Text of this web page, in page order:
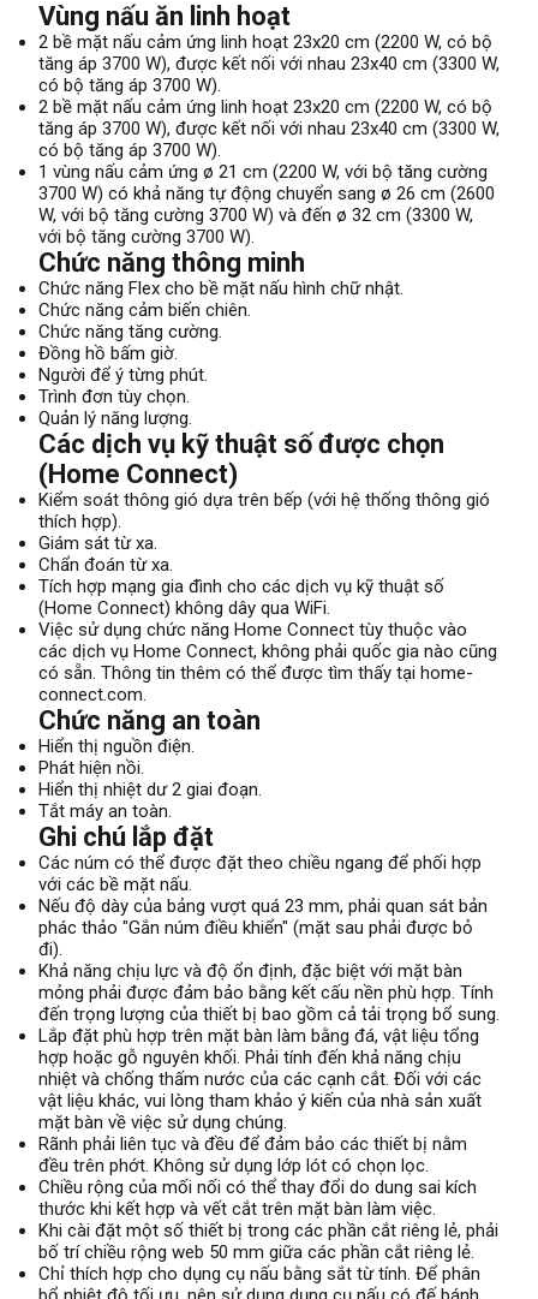
Vùng nấu ăn linh hoạt
2 bề mặt nấu cảm ứng linh hoạt 23x20 cm (2200 W, có bộ
tăng áp 3700 W), được kết nối với nhau 23x40 cm (3300 W,
có bộ tăng áp 3700 W).
2 bề mặt nấu cảm ứng linh hoạt 23x20 cm (2200 W, có bộ
tăng áp 3700 W), được kết nối với nhau 23x40 cm (3300 W,
có bộ tăng áp 3700 W).
1 vùng nấu cảm ứng ø 21 cm (2200 W, với bộ tăng cường
3700 W) có khả năng tự động chuyển sang ø 26 cm (2600
W, với bộ tăng cường 3700 W) và đến ø 32 cm (3300 W,
với bộ tăng cường 3700 W).
Chức năng thông minh
Chức năng Flex cho bề mặt nấu hình chữ nhật.
Chức năng cảm biến chiên.
Chức năng tăng cường.
Đồng hồ bấm giờ.
Người để ý từng phút.
Trình đơn tùy chọn.
Quản lý năng lượng.
Các dịch vụ kỹ thuật số được chọn
(Home Connect)
Kiểm soát thông gió dựa trên bếp (với hệ thống thông gió
thích hợp).
Giám sát từ xa.
Chẩn đoán từ xa.
Tích hợp mạng gia đình cho các dịch vụ kỹ thuật số
(Home Connect) không dây qua WiFi.
Việc sử dụng chức năng Home Connect tùy thuộc vào
các dịch vụ Home Connect, không phải quốc gia nào cũng
có sẵn. Thông tin thêm có thể được tìm thấy tại home-
connect.com.
Chức năng an toàn
Hiển thị nguồn điện.
Phát hiện nồi.
Hiển thị nhiệt dư 2 giai đoạn.
Tắt máy an toàn.
Ghi chú lắp đặt
Các núm có thể được đặt theo chiều ngang để phối hợp
với các bề mặt nấu.
Nếu độ dày của bảng vượt quá 23 mm, phải quan sát bản
phác thảo "Gắn núm điều khiển" (mặt sau phải được bỏ
đi).
Khả năng chịu lực và độ ổn định, đặc biệt với mặt bàn
mỏng phải được đảm bảo bằng kết cấu nền phù hợp. Tính
đến trọng lượng của thiết bị bao gồm cả tải trọng bổ sung.
Lắp đặt phù hợp trên mặt bàn làm bằng đá, vật liệu tổng
hợp hoặc gỗ nguyên khối. Phải tính đến khả năng chịu
nhiệt và chống thấm nước của các cạnh cắt. Đối với các
vật liệu khác, vui lòng tham khảo ý kiến ​​của nhà sản xuất
mặt bàn về việc sử dụng chúng.
Rãnh phải liên tục và đều để đảm bảo các thiết bị nằm
đều trên phớt. Không sử dụng lớp lót có chọn lọc.
Chiều rộng của mối nối có thể thay đổi do dung sai kích
thước khi kết hợp và vết cắt trên mặt bàn làm việc.
Khi cài đặt một số thiết bị trong các phần cắt riêng lẻ, phải
bố trí chiều rộng web 50 mm giữa các phần cắt riêng lẻ.
Chỉ thích hợp cho dụng cụ nấu bằng sắt từ tính. Để phân